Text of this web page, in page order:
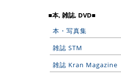
■本, 雑誌, DVD■
本・写真集
雑誌 STM
雑誌 Kran Magazine